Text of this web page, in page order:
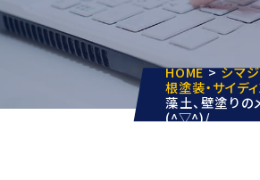
HOME>シマ
根塗装・サイデ
藻土、壁塗りの
(^▽^)/